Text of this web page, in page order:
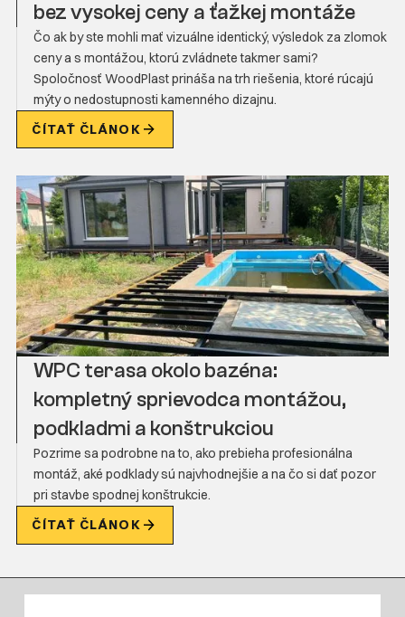
bez vysokej ceny a ťažkej montáže
Čo ak by ste mohli mať vizuálne identický, výsledok za zlomok
ceny a s montážou, ktorú zvládnete takmer sami?
Spoločnosť WoodPlast prináša na trh riešenia, ktoré rúcajú
mýty o nedostupnosti kamenného dizajnu.
ČÍTAŤ ČLÁNOK
WPC terasa okolo bazéna:
kompletný sprievodca montážou,
podkladmi a konštrukciou
Pozrime sa podrobne na to, ako prebieha profesionálna
montáž, aké podklady sú najvhodnejšie a na čo si dať pozor
pri stavbe spodnej konštrukcie.
ČÍTAŤ ČLÁNOK